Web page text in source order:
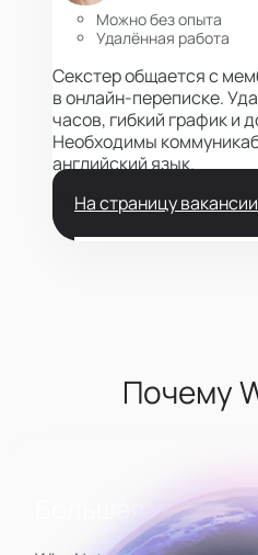
Можно без опыта
Удалённая работа
Секстер общается с
в онлайн-переписке.
часов, гибкий график и
Необходимы
английский язык.
На страницу вакансии
Почему
Большая и